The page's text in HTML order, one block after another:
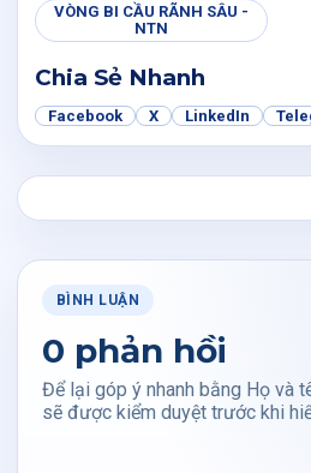
VÒNG BI CẦU RÃNH SÂU -
NTN
Chia Sẻ Nhanh
Facebook X LinkedIn
BÌNH LUẬN
0 phản hồi
Để lại góp ý nhanh bằng Họ và
sẽ được kiểm duyệt trước khi